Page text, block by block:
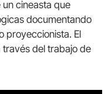
un cineasta que
documentando
proyeccionista. El
través del trabajo de